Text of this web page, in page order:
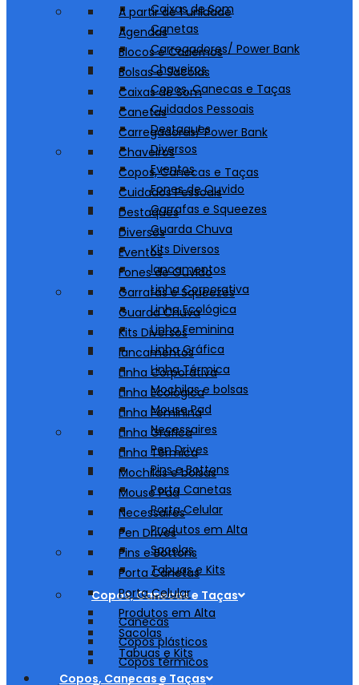
Caixas de Som
Canetas
Carregadores/ Power Bank
Chaveiros
Copos, Canecas e Taças
Cuidados Pessoais
Destaques
Diversos
Eventos
Fones de Ouvido
Garrafas e Squeezes
Guarda Chuva
Kits Diversos
lancamentos
Linha Corporativa
Linha Ecológica
Linha Feminina
Linha Gráfica
Linha Térmica
Mochilas e bolsas
Mouse Pad
Necessaires
Pen Drives
Pins e Bottons
Porta Canetas
Porta Celular
Produtos em Alta
Sacolas
Tabuas e Kits
Copos, Canecas e Taças
Canecas
Copos plásticos
Copos térmicos
A partir de 1 unidade
Agendas
Blocos e Cadernos
Bolsas e Sacolas
Caixas de Som
Canetas
Carregadores/ Power Bank
Chaveiros
Copos, Canecas e Taças
Cuidados Pessoais
Destaques
Diversos
Eventos
Fones de Ouvido
Garrafas e Squeezes
Guarda Chuva
Kits Diversos
lancamentos
Linha Corporativa
Linha Ecológica
Linha Feminina
Linha Gráfica
Linha Térmica
Mochilas e bolsas
Mouse Pad
Necessaires
Pen Drives
Pins e Bottons
Porta Canetas
Porta Celular
Produtos em Alta
Sacolas
Tabuas e Kits
Copos, Canecas e Taças